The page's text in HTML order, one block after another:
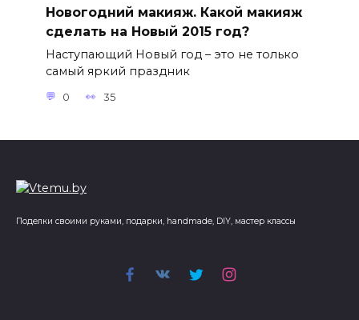
Новогодний макияж. Какой макияж
сделать на Новый 2015 год?
Наступающий Новый год – это не только
самый яркий праздник
0 35
Поделки своими руками, подарки, handmade, DIY, мастер классы